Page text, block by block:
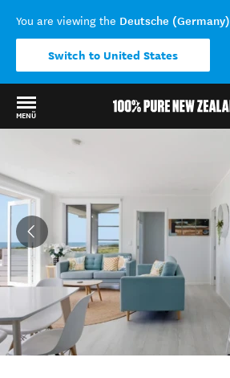
You are viewing the Deutsche (Germany)
Switch to United States
MENÜ
Back to my results